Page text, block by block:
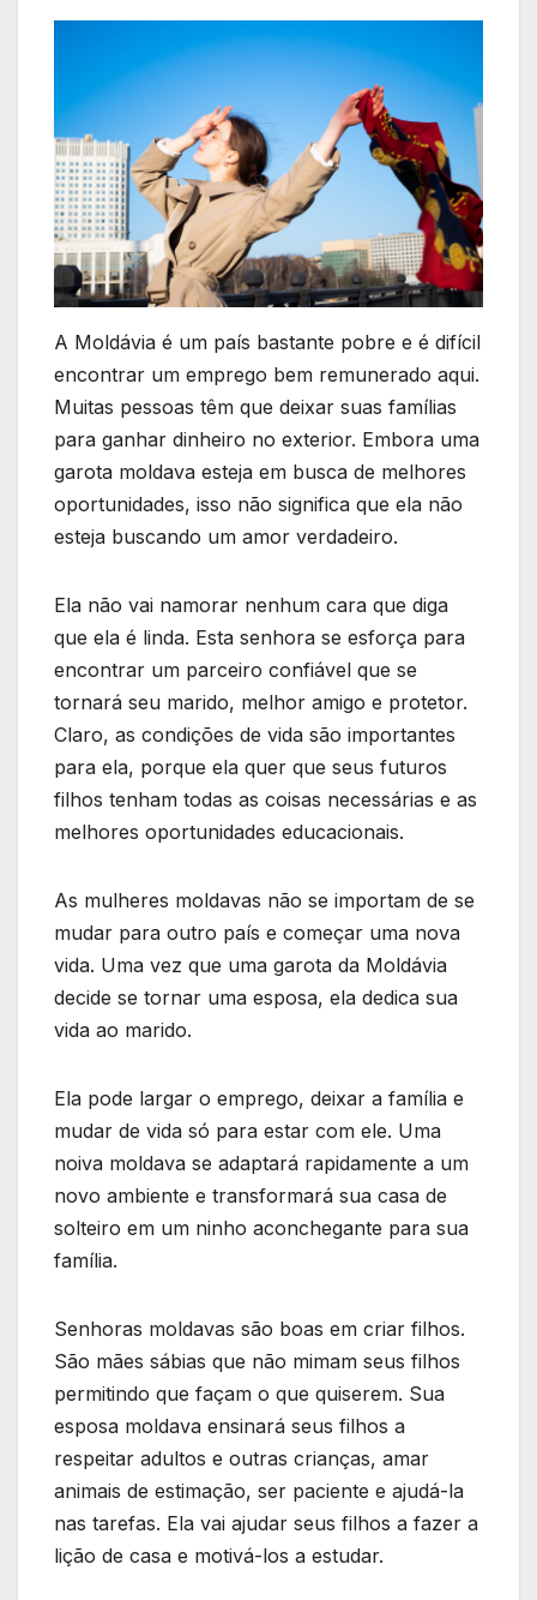
A Moldávia é um país bastante pobre e é difícil
encontrar um emprego bem remunerado aqui.
Muitas pessoas têm que deixar suas famílias
para ganhar dinheiro no exterior. Embora uma
garota moldava esteja em busca de melhores
oportunidades, isso não significa que ela não
esteja buscando um amor verdadeiro.
Ela não vai namorar nenhum cara que diga
que ela é linda. Esta senhora se esforça para
encontrar um parceiro confiável que se
tornará seu marido, melhor amigo e protetor.
Claro, as condições de vida são importantes
para ela, porque ela quer que seus futuros
filhos tenham todas as coisas necessárias e as
melhores oportunidades educacionais.
As mulheres moldavas não se importam de se
mudar para outro país e começar uma nova
vida. Uma vez que uma garota da Moldávia
decide se tornar uma esposa, ela dedica sua
vida ao marido.
Ela pode largar o emprego, deixar a família e
mudar de vida só para estar com ele. Uma
noiva moldava se adaptará rapidamente a um
novo ambiente e transformará sua casa de
solteiro em um ninho aconchegante para sua
família.
Senhoras moldavas são boas em criar filhos.
São mães sábias que não mimam seus filhos
permitindo que façam o que quiserem. Sua
esposa moldava ensinará seus filhos a
respeitar adultos e outras crianças, amar
animais de estimação, ser paciente e ajudá-la
nas tarefas. Ela vai ajudar seus filhos a fazer a
lição de casa e motivá-los a estudar.